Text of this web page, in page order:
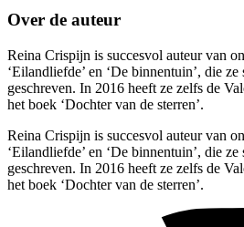
Over de auteur
Reina Crispijn is succesvol auteur van
‘Eilandliefde’ en ‘De binnentuin’, die
geschreven. In 2016 heeft ze zelfs de
het boek ‘Dochter van de sterren’.
Reina Crispijn is succesvol auteur van
‘Eilandliefde’ en ‘De binnentuin’, die
geschreven. In 2016 heeft ze zelfs de
het boek ‘Dochter van de sterren’.